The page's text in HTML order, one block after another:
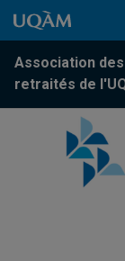
Passer au contenu
Accéder au menu
Accéder à la
Passer au contenu
Accéder au menu
Association
retraités de